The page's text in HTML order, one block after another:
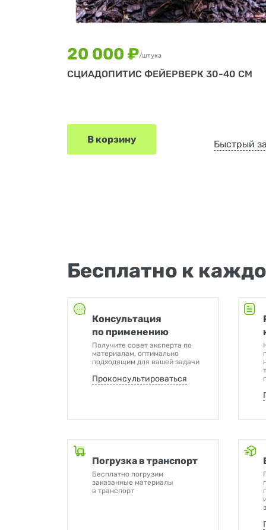
20 000 ₽/штука
СЦИАДОПИТИС ФЕЙЕРВЕРК 30-40 СМ
В корзину Быстрый
Бесплатно к
Консультация
по применению
Получите совет эксперта по
материалам, оптимально
подходящим для вашей задачи
Проконсультироваться
Погрузка в транспорт
Бесплатно погрузим
заказанные материалы
в транспорт